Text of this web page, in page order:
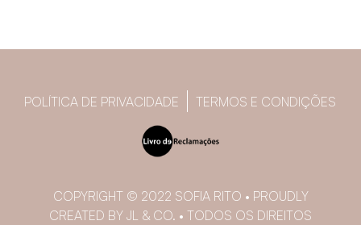
POLÍTICA DE PRIVACIDADE TERMOS E CONDIÇÕES
COPYRIGHT © 2022 SOFIA RITO • PROUDLY
CREATED BY JL & CO. • TODOS OS DIREITOS